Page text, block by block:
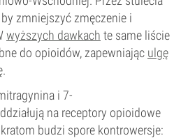
zmniejszyć zmęczenie i
wyższych dawkach te same liście
do opioidów, zapewniając ulgę
.
i 7-
na receptory opioidowe
budzi spore kontrowersje: